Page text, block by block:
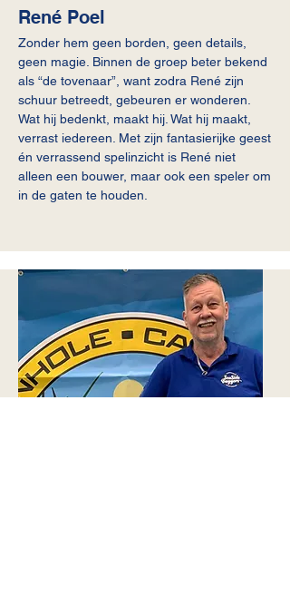
René Poel
Zonder hem geen borden, geen details,
geen magie. Binnen de groep beter bekend
als “de tovenaar”, want zodra René zijn
schuur betreedt, gebeuren er wonderen.
Wat hij bedenkt, maakt hij. Wat hij maakt,
verrast iedereen. Met zijn fantasierijke geest
én verrassend spelinzicht is René niet
alleen een bouwer, maar ook een speler om
in de gaten te houden.